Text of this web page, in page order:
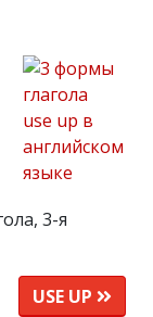
3-я
USE UP